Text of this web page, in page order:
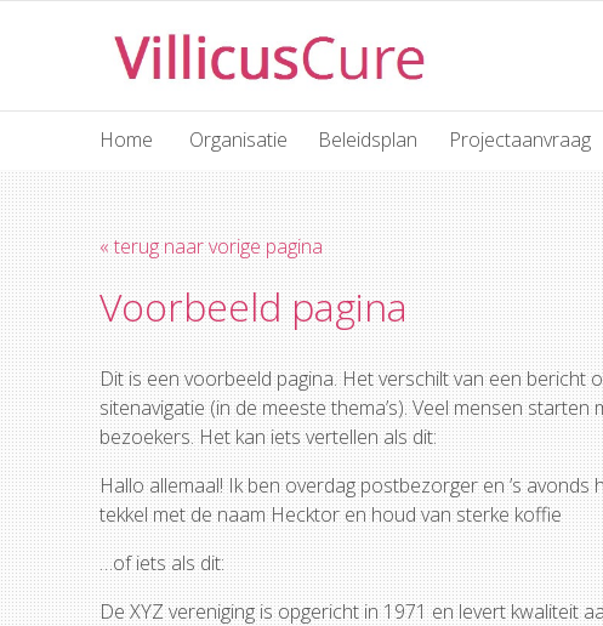
Home Organisatie Beleidsplan Projectaanvraag
« terug naar vorige pagina
Voorbeeld pagina
Dit is een voorbeeld pagina. Het verschilt van een
sitenavigatie (in de meeste thema’s). Veel mensen
bezoekers. Het kan iets vertellen als dit:
Hallo allemaal! Ik ben overdag postbezorger en ’s
tekkel met de naam Hecktor en houd van sterke koffie
…of iets als dit:
De XYZ vereniging is opgericht in 1971 en levert kwaliteit